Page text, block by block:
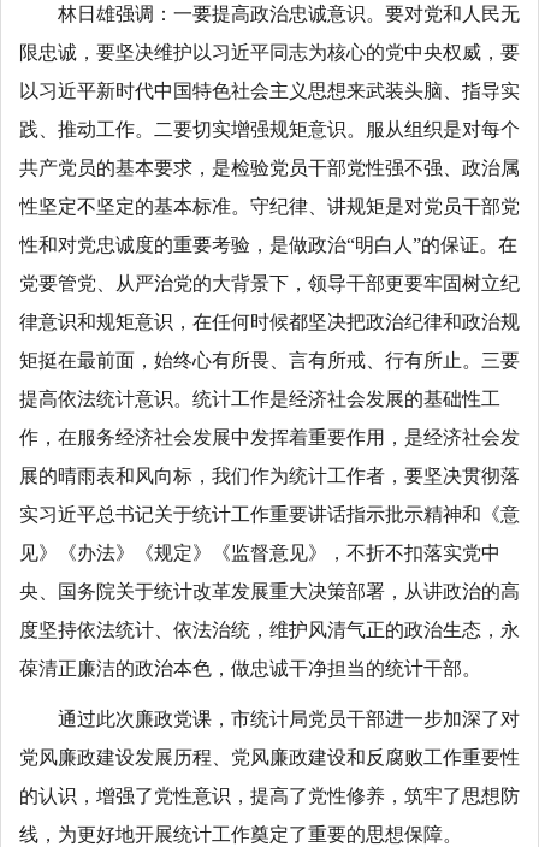
林日雄强调： 一要提高政治忠诚意识。要对党和人民无
限忠诚，要坚决维护以习近平同志为核心的党中央权威，要
以习近平新时代中国特色社会主义思想来武装头脑、指导实
践、推动工作。二要切实增强规矩意识。服从组织是对每个
共产党员的基本要求，是检验党员干部党性强不强、政治属
性坚定不坚定的基本标准。守纪律、讲规矩是对党员干部党
性和对党忠诚度的重要考验，是做政治“明白人”的保证。在
党要管党、从严治党的大背景下，领导干部更要牢固树立纪
律意识和规矩意识，在任何时候都坚决把政治纪律和政治规
矩挺在最前面，始终心有所畏、言有所戒、行有所止。 三要
提高依法统计意识。统计工作是经济社会发展的基础性工
作，在服务经济社会发展中发挥着重要作用，是经济社会发
展的晴雨表和风向标，我们作为统计工作者，要坚决贯彻落
实习近平总书记关于统计工作重要讲话指示批示精神和《意
见》《办法》《规定》《监督意见》，不折不扣落实党中
央、国务院关于统计改革发展重大决策部署，从讲政治的高
度坚持依法统计、依法治统， 维护风清气正的政治生态，永
葆清正廉洁的政治本色，做忠诚干净担当的统计干部。
通过此次廉政党课，市统计局党员干部进一步加深了对
党风廉政建设发展历程、党风廉政建设和反腐败工作重要性
的认识，增强了党性意识，提高了党性修养，筑牢了思想防
线，为更好地开展统计工作奠定了重要的思想保障。